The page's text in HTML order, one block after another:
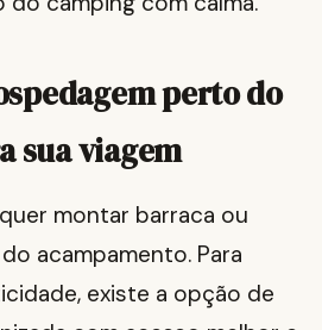
perto do
sua viagem
montar barraca ou
acampamento. Para
existe a opção de